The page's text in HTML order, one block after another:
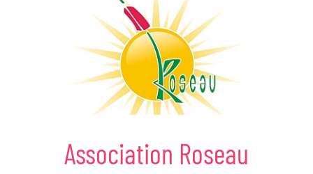
Association Roseau